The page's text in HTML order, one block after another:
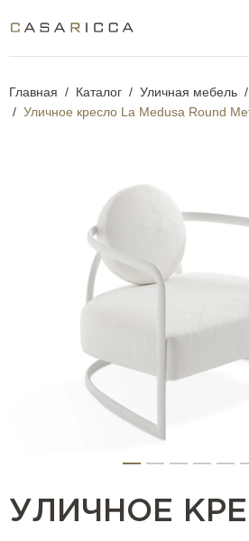
Главная Каталог Уличная мебель
Уличное кресло La Medusa Round
УЛИЧНОЕ